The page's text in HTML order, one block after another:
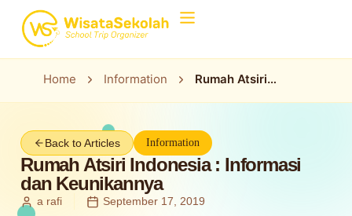
Home Information
Rumah Atsiri
Keunikannya
Back to Articles Information
Rumah Atsiri Indonesia : Informasi
dan Keunikannya
a rafi September 17, 2019